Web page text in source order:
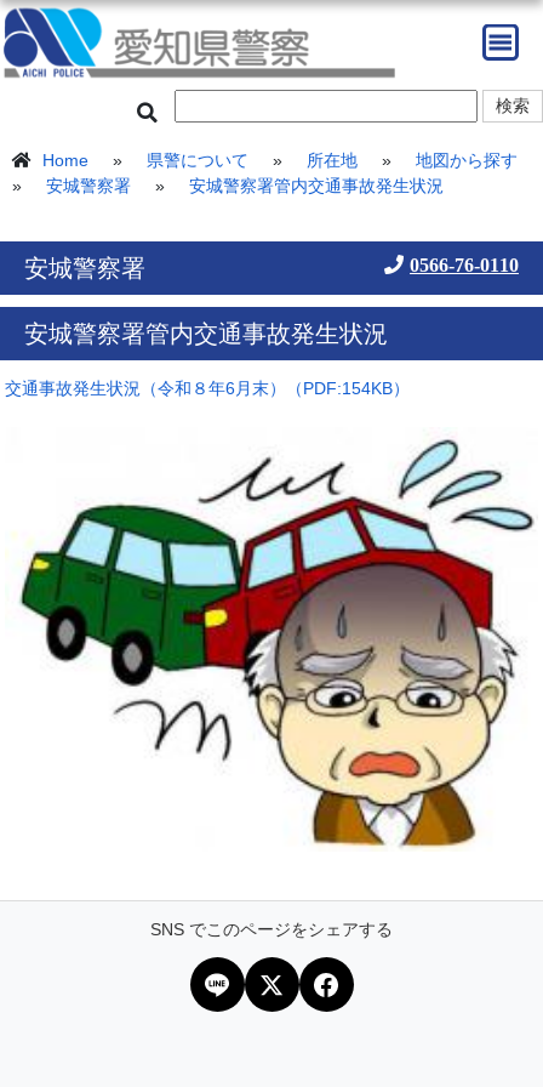
Home » 県警について » 所在地 »
地図から探す
»
安城警察署 » 安城警察署管内交通事故発生状況
安城警察署 0566-76-0110
安城警察署管内交通事故発生状況
交通事故発生状況（令和８年6月末）（PDF:154KB）
SNS でこのページをシェアする